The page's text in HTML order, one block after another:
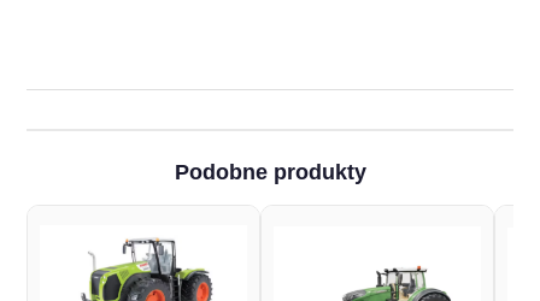
Podobne produkty